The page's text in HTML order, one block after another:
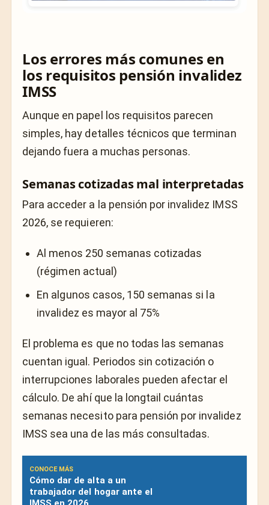
Los errores más comunes en
los requisitos pensión invalidez
IMSS
Aunque en papel los requisitos parecen
simples, hay detalles técnicos que terminan
dejando fuera a muchas personas.
Semanas cotizadas mal interpretadas
Para acceder a la pensión por invalidez IMSS
2026, se requieren:
Al menos 250 semanas cotizadas
(régimen actual)
En algunos casos, 150 semanas si la
invalidez es mayor al 75%
El problema es que no todas las semanas
cuentan igual. Periodos sin cotización o
interrupciones laborales pueden afectar el
cálculo. De ahí que la longtail cuántas
semanas necesito para pensión por invalidez
IMSS sea una de las más consultadas.
CONOCE MÁS
Cómo dar de alta a un
trabajador del hogar ante el